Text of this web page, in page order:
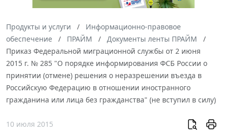
Продукты и услуги
Информационно-правовое
обеспечение
ПРАЙМ
Документы ленты ПРАЙМ
Приказ Федеральной миграционной службы от 2 июня
2015 г. № 285 "О порядке информирования ФСБ России о
принятии (отмене) решения о неразрешении въезда в
Российскую Федерацию в отношении иностранного
гражданина или лица без гражданства" (не вступил в силу)
10 июля 2015